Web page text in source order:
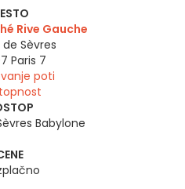
Rive Gauche
Sèvres
Paris 7
poti
Babylone